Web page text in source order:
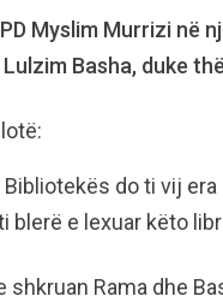
Myslim Murrizi në
Lulzim Basha, duke
do ti vij
blerë e lexuar këto
shkruan Rama dhe